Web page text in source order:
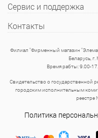
Сервис и поддержка
Контакты
Филиал "Фирменный магазин
Беларусь,
Время рабты: 9.00-
Свидетельство о
городским исполнительным
реестре
Политика